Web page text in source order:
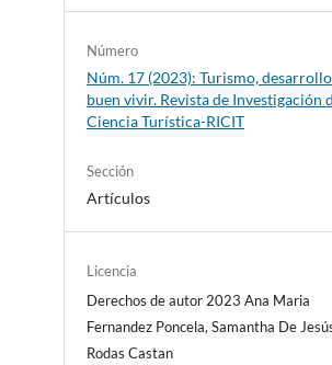
Número
Núm. 17 (2023): Turismo,
buen vivir. Revista de Investigación
Ciencia Turística-RICIT
Sección
Artículos
Licencia
Derechos de autor 2023 Ana Maria
Fernandez Poncela, Samantha De
Rodas Castan